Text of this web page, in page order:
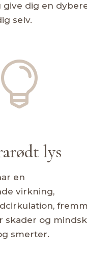
give dig en
selv.

lys
en
virkning,
skader og
smerter.